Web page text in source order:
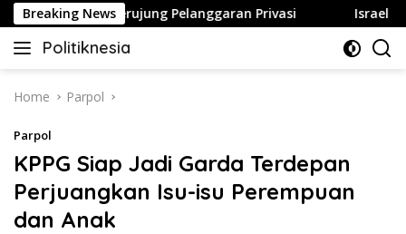
Skip
to
content
Breaking News
Bisa Berujung Pelanggaran Privasi Israel
Politiknesia
Politiknesia.com
Home Parpol
Parpol
KPPG Siap Jadi Garda Terdepan
Perjuangkan Isu-isu Perempuan
dan Anak